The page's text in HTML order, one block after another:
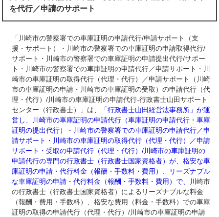
を代行／申請のサポート
「川崎市の警察署での車庫証明の申請代行/申請サポート（支
援・サポート）・川崎市の警察署での車庫証明の申請取得代行/
サポート・川崎市の警察署での車庫証明の申請提出代行/サポー
ト・川崎市の警察署での車庫証明の申請代行／申請サポート・川
崎市の車庫証明の取得代行（代理・代行）／申請サポート（川崎
市の車庫証明の申請・川崎市の車庫証明の受取）の申請代行（代
理・代行）/川崎市の車庫証明の申請代行‐行政書士山田サポート
センター（行政書士）」は、
「行政書士山田経営法事務所」が運
営し、川崎市の車庫証明の申請代行（車庫証明の申請代行・車庫
証明の提出代行）・川崎市の警察署での車庫証明の申請代行／申
請サポート・川崎市の車庫証明の取得代行（代理・代行）／申請
サポート・受取の申請代行（代理・代行）/川崎市の車庫証明の
申請代行の専門の行政書士（行政書士国家資格者）が、格安な車
庫証明の申請・代行料金（報酬・手数料・費用）、リーズナブル
な車庫証明の申請・代行料金（報酬・手数料・費用）で、 川崎市
の行政書士（行政書士国家資格者）によるリーズナブルな料金
（報酬・費用・手数料）、格安な費用（料金・手数料）での車庫
証明の取得の申請代行（代理・代行）/川崎市の車庫証明の申請